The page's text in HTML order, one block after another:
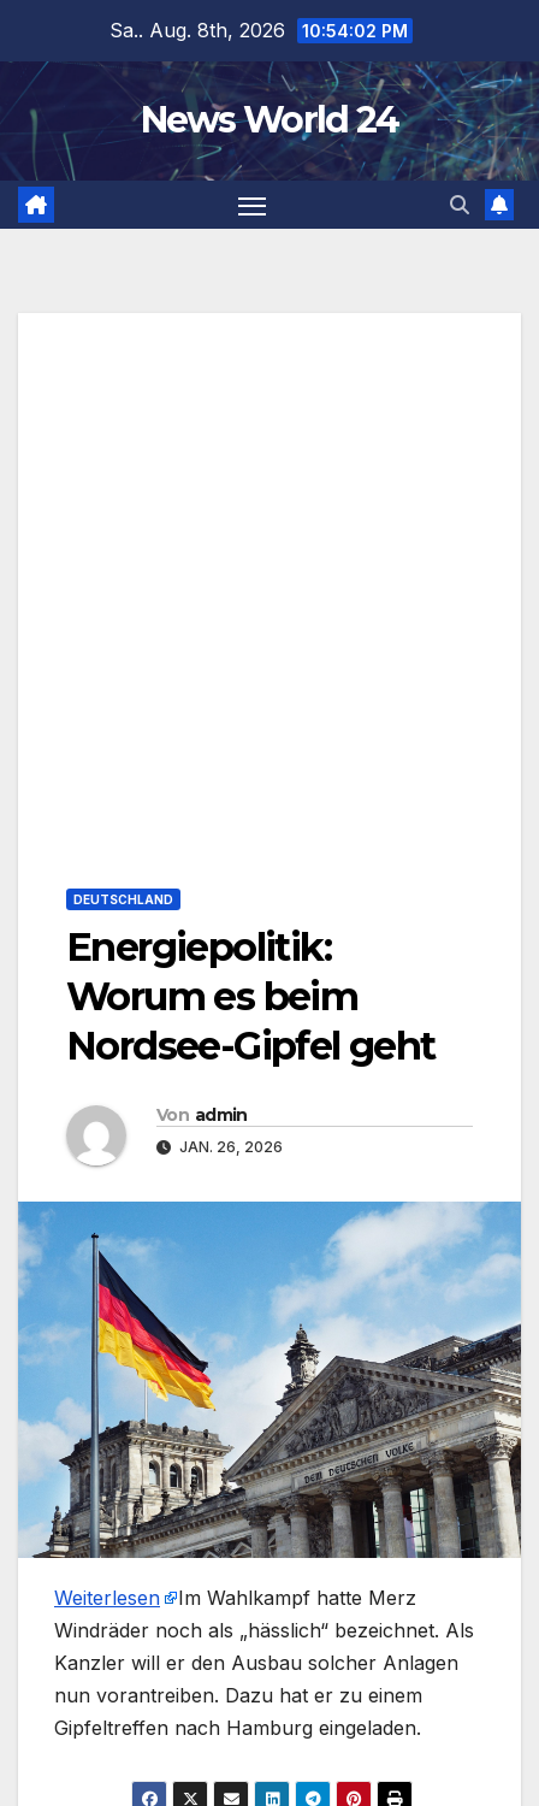
springen
Sa.. Aug. 8th, 2026 10:54:02 PM
News World 24
DEUTSCHLAND
Energiepolitik:
Worum es beim
Nordsee-Gipfel geht
Von admin
JAN. 26, 2026
Weiterlesen
​Im Wahlkampf hatte Merz
Windräder noch als „hässlich“ bezeichnet. Als
Kanzler will er den Ausbau solcher Anlagen
nun vorantreiben. Dazu hat er zu einem
Gipfeltreffen nach Hamburg eingeladen.